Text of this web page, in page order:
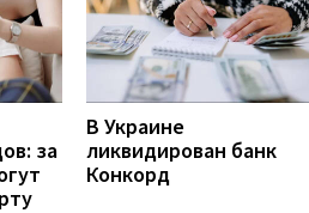
за
В Украине
ликвидирован банк
Конкорд